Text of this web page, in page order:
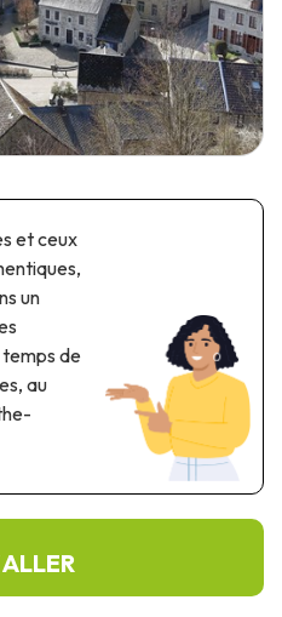
d'art
& aquariums
POUR CET
LE GUIDE
et ceux
un
temps de
au